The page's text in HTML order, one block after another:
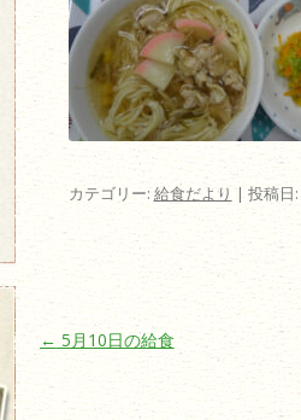
カテゴリー:給食だより | 投稿日:
投稿ナビゲーション
← 5月10日の給食